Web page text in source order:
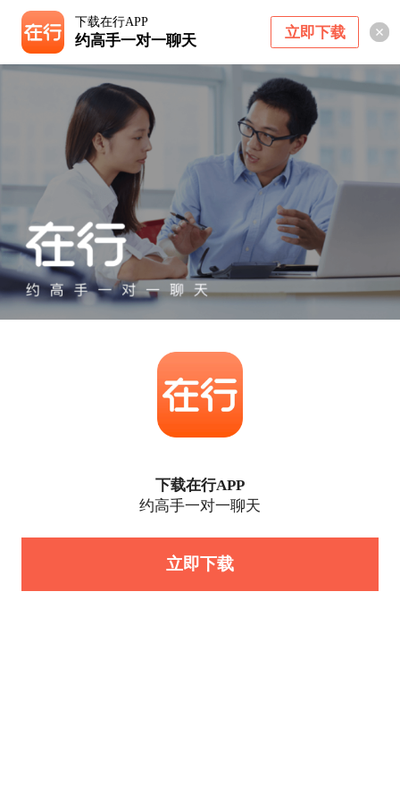
下载在行APP
约高手一对一聊天 立即下载
下载在行APP
约高手一对一聊天
立即下载